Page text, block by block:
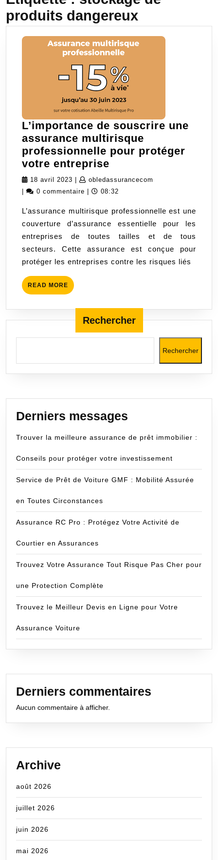
produits dangereux
L’importance de souscrire une
assurance multirisque
professionnelle pour protéger
votre entreprise
de
souscrire
assurance
multirisque
professionnelle
pour
protéger
18 avril 2023 18
avril
obledassurancecom
0 commentaire 08:32
L’assurance multirisque professionnelle est une
couverture d’assurance essentielle pour les
entreprises de toutes tailles et de tous
secteurs. Cette assurance est conçue pour
protéger les entreprises contre les risques liés
READ MORE READ
MORE
Rechercher
Rechercher
Derniers messages
Trouver la meilleure assurance de prêt immobilier :
Conseils pour protéger votre investissement
Service de Prêt de Voiture GMF : Mobilité Assurée
en Toutes Circonstances
Assurance RC Pro : Protégez Votre Activité de
Courtier en Assurances
Trouvez Votre Assurance Tout Risque Pas Cher pour
une Protection Complète
Trouvez le Meilleur Devis en Ligne pour Votre
Assurance Voiture
Derniers commentaires
Aucun commentaire à afficher.
Archive
août 2026
juillet 2026
juin 2026
mai 2026